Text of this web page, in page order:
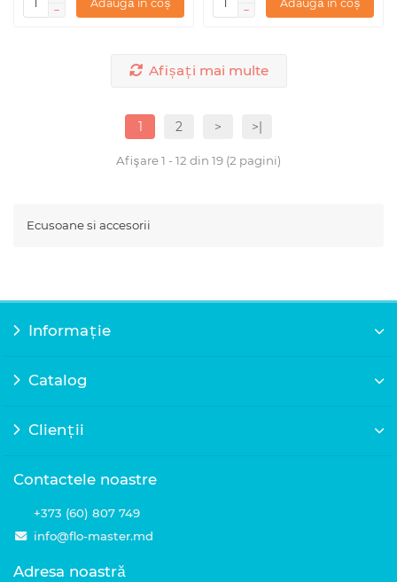
Adaugă în coș Adaugă în coș
Afișați mai multe
1 2 > >|
Afişare 1 - 12 din 19 (2 pagini)
Ecusoane si accesorii
Informație
Catalog
Clienții
Contactele noastre
+373 (60) 807 749
info@flo-master.md
Adresa noastră